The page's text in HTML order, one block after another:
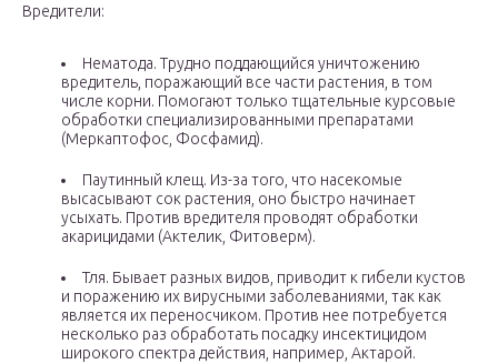
Вредители:
Нематода. Трудно поддающийся уничтожению
вредитель, поражающий все части растения, в том
числе корни. Помогают только тщательные курсовые
обработки специализированными препаратами
(Меркаптофос, Фосфамид).
Паутинный клещ. Из-за того, что насекомые
высасывают сок растения, оно быстро начинает
усыхать. Против вредителя проводят обработки
акарицидами (Актелик, Фитоверм).
Тля. Бывает разных видов, приводит к гибели кустов
и поражению их вирусными заболеваниями, так как
является их переносчиком. Против нее потребуется
несколько раз обработать посадку инсектицидом
широкого спектра действия, например, Актарой.